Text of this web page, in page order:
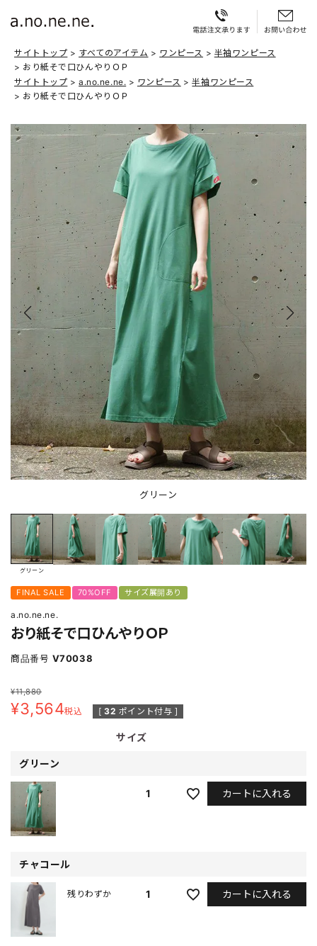
サイトトップ すべてのアイテム ワンピース
半袖ワンピース
おり紙そで口ひんやりＯＰ
サイトトップ
a.no.ne.ne. ワンピース
半袖ワンピース
おり紙そで口ひんやりＯＰ
グリーン
グリーン
FINAL SALE 70%OFF サイズ展開あり
a.no.ne.ne.
おり紙そで口ひんやりＯＰ
商品番号 V70038
¥11,880
¥3,564税込 [ 32 ポイント付与 ]
サイズ
グリーン
1 カートに入れる
チャコール
1
残りわずか カートに入れる